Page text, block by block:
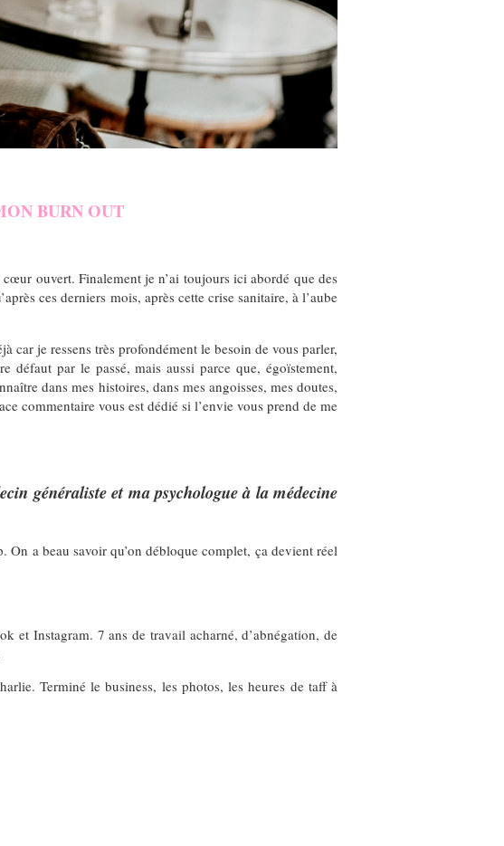
BURN OUT
ouvert. Finalement je n’ai toujours ici abordé que des
ces derniers mois, après cette crise sanitaire, à l’aube
car je ressens très profondément le besoin de vous parler,
défaut par le passé, mais aussi parce que, égoïstement,
dans mes histoires, dans mes angoisses, mes doutes,
commentaire vous est dédié si l’envie vous prend de me
généraliste et ma psychologue à la médecine
On a beau savoir qu’on débloque complet, ça devient réel
et Instagram. 7 ans de travail acharné, d’abnégation, de
Terminé le business, les photos, les heures de taff à